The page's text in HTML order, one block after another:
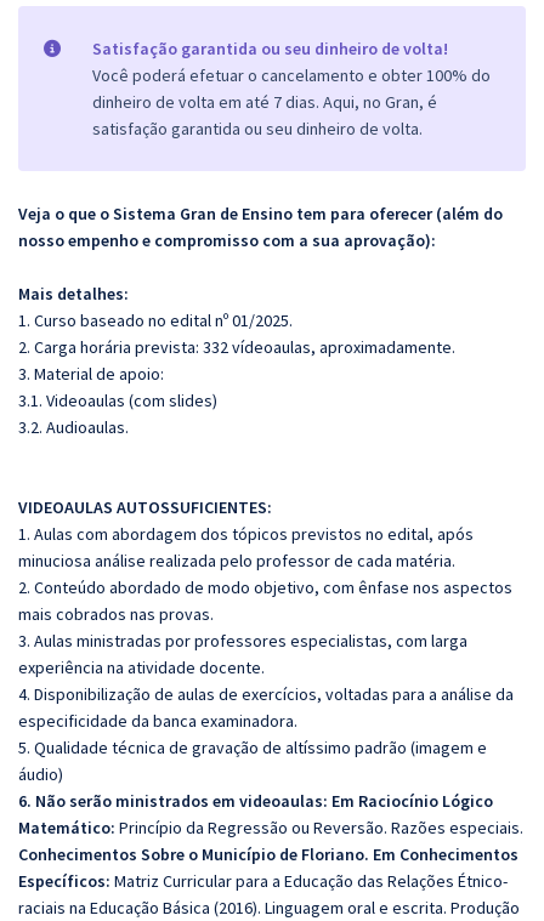
Satisfação garantida ou seu dinheiro de volta!
Você poderá efetuar o cancelamento e obter 100% do
dinheiro de volta em até 7 dias. Aqui, no Gran, é
satisfação garantida ou seu dinheiro de volta.
Veja o que o Sistema Gran de Ensino tem para oferecer (além do
nosso empenho e compromisso com a sua aprovação):
Mais detalhes:
1. Curso baseado no edital nº 01/2025.
2. Carga horária prevista: 332 vídeoaulas, aproximadamente.
3. Material de apoio:
3.1. Videoaulas (com slides)
3.2. Audioaulas.
VIDEOAULAS AUTOSSUFICIENTES:
1. Aulas com abordagem dos tópicos previstos no edital, após
minuciosa análise realizada pelo professor de cada matéria.
2. Conteúdo abordado de modo objetivo, com ênfase nos aspectos
mais cobrados nas provas.
3. Aulas ministradas por professores especialistas, com larga
experiência na atividade docente.
4. Disponibilização de aulas de exercícios, voltadas para a análise da
especificidade da banca examinadora.
5. Qualidade técnica de gravação de altíssimo padrão (imagem e
áudio)
6. Não serão ministrados em videoaulas: Em Raciocínio Lógico
Matemático: Princípio da Regressão ou Reversão. Razões especiais.
Conhecimentos Sobre o Município de Floriano. Em Conhecimentos
Específicos: Matriz Curricular para a Educação das Relações Étnico-
raciais na Educação Básica (2016). Linguagem oral e escrita. Produção